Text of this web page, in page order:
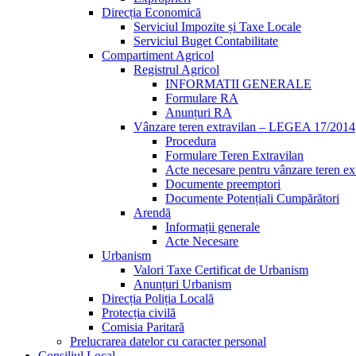
Direcția Economică
Serviciul Impozite și Taxe Locale
Serviciul Buget Contabilitate
Compartiment Agricol
Registrul Agricol
INFORMATII GENERALE
Formulare RA
Anunțuri RA
Vânzare teren extravilan – LEGEA 17/2014
Procedura
Formulare Teren Extravilan
Acte necesare pentru vânzare teren
Documente preemptori
Documente Potențiali Cumpărători
Arendă
Informații generale
Acte Necesare
Urbanism
Valori Taxe Certificat de Urbanism
Anunțuri Urbanism
Direcția Poliția Locală
Protecția civilă
Comisia Paritară
Prelucrarea datelor cu caracter personal